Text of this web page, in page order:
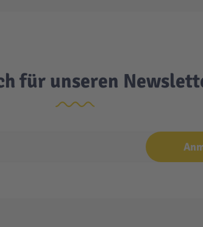
für unseren